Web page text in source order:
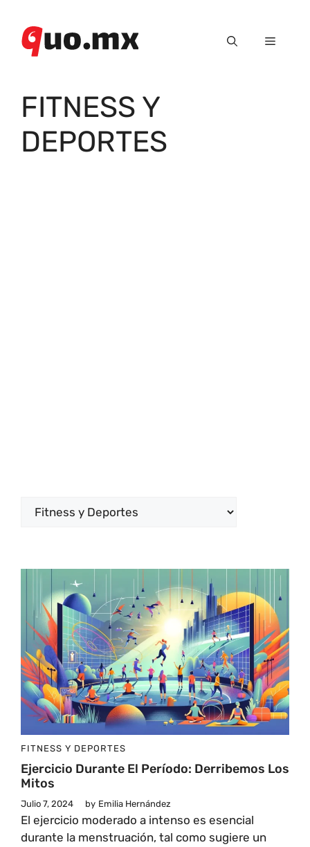
contenido
Menú
FITNESS Y
DEPORTES
Categorías
FITNESS Y DEPORTES
Ejercicio Durante El Período: Derribemos Los
Mitos
Julio 7, 2024 by Emilia Hernández
El ejercicio moderado a intenso es esencial
durante la menstruación, tal como sugiere un